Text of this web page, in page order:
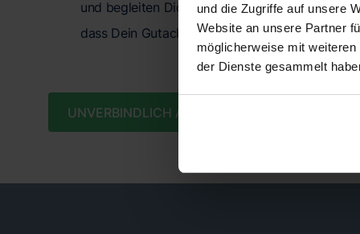
und die Zugriffe auf unsere
Website an unsere Partner
möglicherweise mit
der Dienste gesammelt
und begleiten Dich während des gesamten
dass Dein Gutachten allen Anforderungen
UNVERBINDLICH ANFRAGEN